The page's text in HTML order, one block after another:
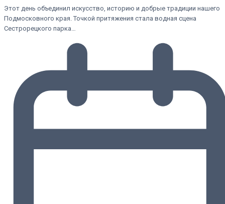
Этот день объединил искусство, историю и добрые традиции нашего
Подмосковного края. Точкой притяжения стала водная сцена
Сестрорецкого парка…